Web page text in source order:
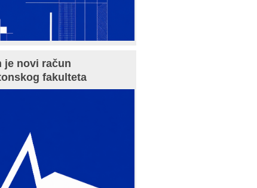
je novi račun
fakulteta